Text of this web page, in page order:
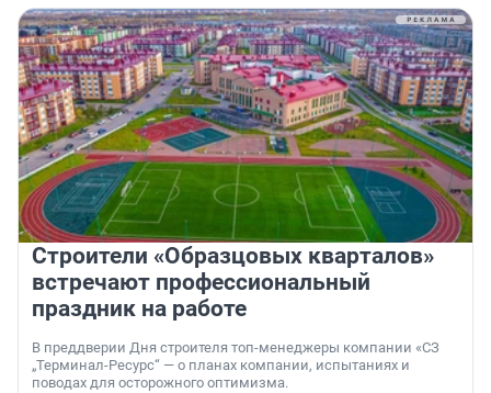
Строители «Образцовых кварталов»
встречают профессиональный
праздник на работе
В преддверии Дня строителя топ-менеджеры компании «СЗ
„Терминал-Ресурс“ — о планах компании, испытаниях и
поводах для осторожного оптимизма.